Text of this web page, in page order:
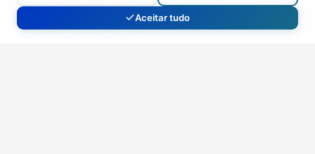
ENTRE EM CONTATOAceitar tudo